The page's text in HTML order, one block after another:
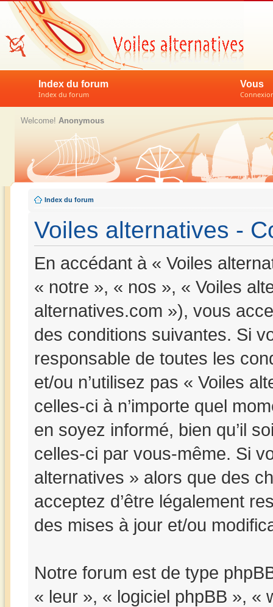
Index du forum
Index du forum
Vous
Welcome! Anonymous
Index du forum
Voiles alternatives -
En accédant à « Voiles
« notre », « nos », « Voiles
alternatives.com »), vous
des conditions suivantes. Si
responsable de toutes les
et/ou n’utilisez pas « Voiles
celles-ci à n’importe quel
en soyez informé, bien qu’il
celles-ci par vous-même. Si
alternatives » alors que des
acceptez d’être légalement
des mises à jour et/ou
Notre forum est de type
« leur », « logiciel phpBB », «